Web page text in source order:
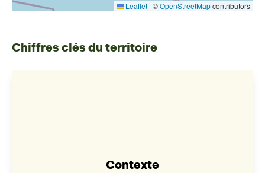
Leaflet | ©OpenStreetMapcontributors
Chiffres clés du territoire
Contexte